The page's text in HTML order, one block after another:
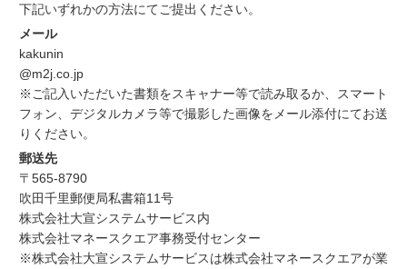
下記いずれかの方法にてご提出ください。
メール
kakunin
@m2j.co.jp
※ご記入いただいた書類をスキャナー等で読み取るか、スマート
フォン、デジタルカメラ等で撮影した画像をメール添付にてお送
りください。
郵送先
〒565-8790
吹田千里郵便局私書箱11号
株式会社大宣システムサービス内
株式会社マネースクエア事務受付センター
※株式会社大宣システムサービスは株式会社マネースクエアが業